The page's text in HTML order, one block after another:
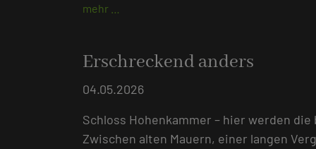
mehr …
Erschreckend anders
04.05.2026
Schloss Hohenkammer – hier werden
Zwischen alten Mauern, einer langen